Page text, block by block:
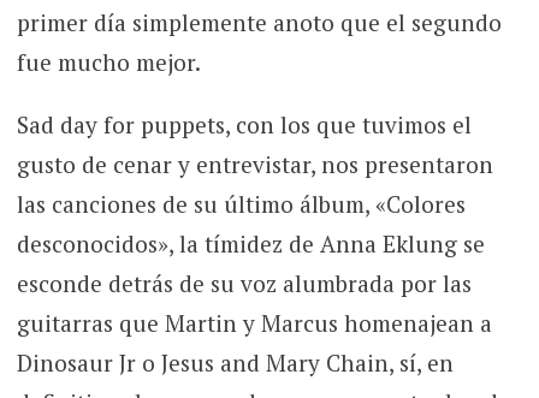
primer día simplemente anoto que el segundo
fue mucho mejor.
Sad day for puppets, con los que tuvimos el
gusto de cenar y entrevistar, nos presentaron
las canciones de su último álbum, «Colores
desconocidos», la tímidez de Anna Eklung se
esconde detrás de su voz alumbrada por las
guitarras que Martin y Marcus homenajean a
Dinosaur Jr o Jesus and Mary Chain, sí, en